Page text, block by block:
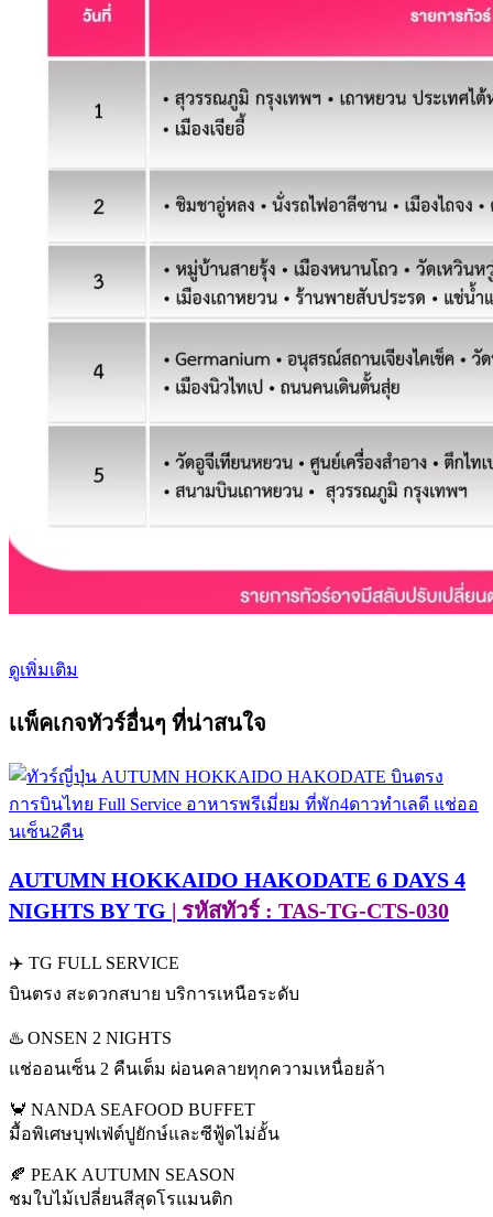
ดูเพิ่มเติม
เเพ็คเกจทัวร์อื่นๆ ที่น่าสนใจ
AUTUMN HOKKAIDO HAKODATE 6 DAYS 4
NIGHTS BY TG | รหัสทัวร์ : TAS-TG-CTS-030
✈️ TG FULL SERVICE
บินตรง สะดวกสบาย บริการเหนือระดับ
♨️ ONSEN 2 NIGHTS
แช่ออนเซ็น 2 คืนเต็ม ผ่อนคลายทุกความเหนื่อยล้า
🦀 NANDA SEAFOOD BUFFET
มื้อพิเศษบุฟเฟ่ต์ปูยักษ์และซีฟู้ดไม่อั้น
🍂 PEAK AUTUMN SEASON
ชมใบไม้เปลี่ยนสีสุดโรแมนติก